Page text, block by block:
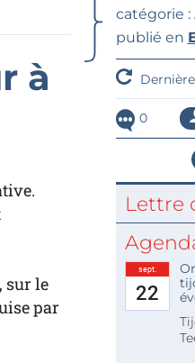
à
sur le
par
catégorie
publié en
0
Lettre
sept.
22